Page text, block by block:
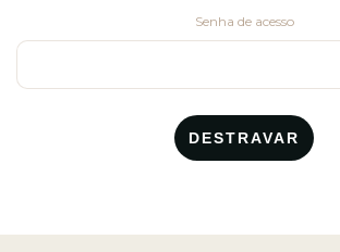
Senha de acesso
DESTRAVAR